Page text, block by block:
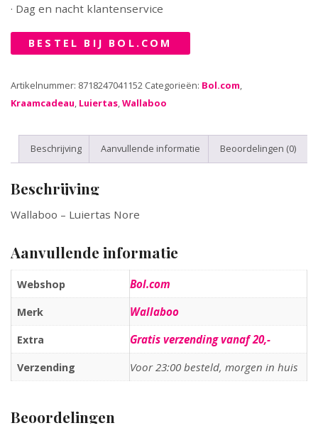
· Dag en nacht klantenservice
BESTEL BIJ BOL.COM
Artikelnummer: 8718247041152 Categorieën: Bol.com,
Kraamcadeau, Luiertas,Wallaboo
Beschrijving Aanvullende informatie Beoordelingen (0)
Beschrijving
Wallaboo – Luiertas Nore
Aanvullende informatie
Webshop Bol.com
Merk Wallaboo
Extra Gratis verzending vanaf 20,-
Verzending Voor 23:00 besteld, morgen in huis
Beoordelingen